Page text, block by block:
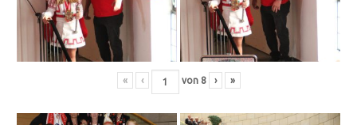
« ‹ von 8 › »